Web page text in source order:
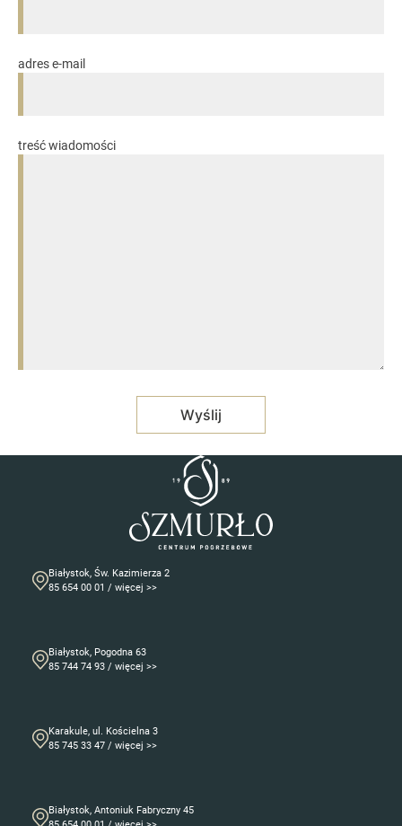
adres e-mail
treść wiadomości
Białystok, Św. Kazimierza 2
85 654 00 01 / więcej >>
Białystok, Pogodna 63
85 744 74 93 / więcej >>
Karakule, ul. Kościelna 3
85 745 33 47 / więcej >>
Białystok, Antoniuk Fabryczny 45